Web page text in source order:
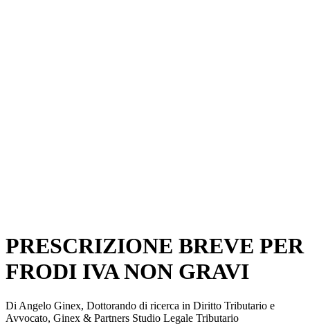
PRESCRIZIONE BREVE PER
FRODI IVA NON GRAVI
Di Angelo Ginex, Dottorando di ricerca in Diritto Tributario e
Avvocato, Ginex & Partners Studio Legale Tributario